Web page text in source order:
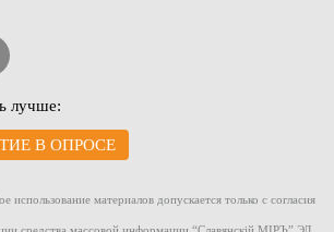
лучше:
В ОПРОСЕ
материалов допускается только с согласия